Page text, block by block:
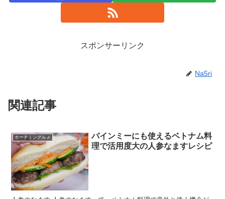
スポンサーリンク
Na5ri
関連記事
ホーチミングルメ
バインミーにも使えるベトナム料
理で活用度大の人参なますレシピ